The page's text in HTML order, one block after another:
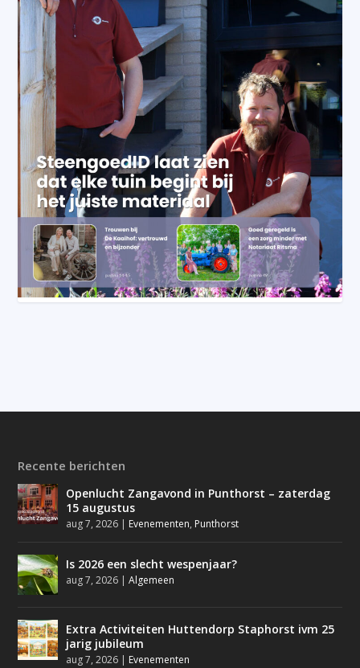
Recente berichten
Openlucht Zangavond in Punthorst – zaterdag
15 augustus
aug 7, 2026 | Evenementen, Punthorst
Is 2026 een slecht wespenjaar?
aug 7, 2026 |Algemeen
Extra Activiteiten Huttendorp Staphorst ivm 25
jarig jubileum
aug 7, 2026 | Evenementen